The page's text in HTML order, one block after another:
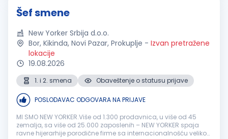
Šef smene
New Yorker Srbija d.o.o.
Bor, Kikinda, Novi Pazar, Prokuplje - Izvan pretražene
lokacije
19.08.2026
1. i 2. smena Obaveštenje o statusu prijave
POSLODAVAC ODGOVARA NA PRIJAVE
MI SMO NEW YORKER.Više od 1.300 prodavnica, u više od 45
zemalja, sa više od 25.000 zaposlenih – NEW YORKER spaja
ravne hijerarhije porodične firme sa internacionalnošću velikog